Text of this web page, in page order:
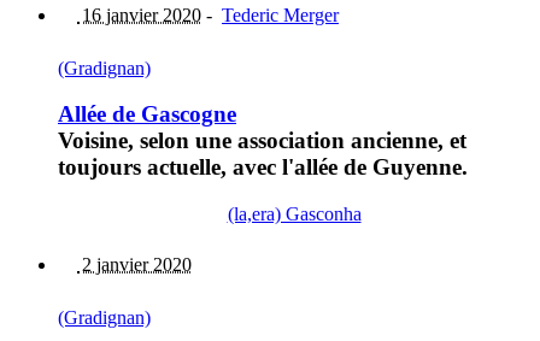
16 janvier 2020 - Tederic Merger
(Gradignan)
Allée de Gascogne
Voisine, selon une association ancienne, et
toujours actuelle, avec l'allée de Guyenne.
(la,era) Gasconha
2 janvier 2020
(Gradignan)